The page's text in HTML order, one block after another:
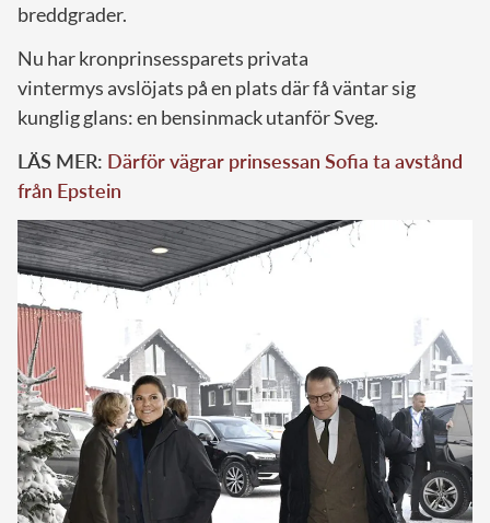
breddgrader.
Nu har kronprinsessparets privata
vintermys avslöjats på en plats där få väntar sig
kunglig glans: en bensinmack utanför Sveg.
LÄS MER: Därför vägrar prinsessan Sofia ta avstånd
från Epstein